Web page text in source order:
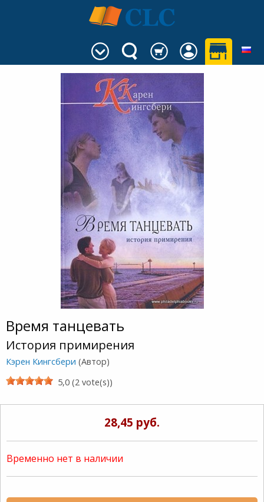
Время танцевать
История примирения
Кэрен Кингсбери (Автор)
5,0 (2 vote(s))
28,45 руб.
Временно нет в наличии